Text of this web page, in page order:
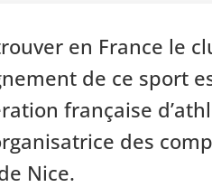
en France le
de ce sport
française
des
Nice.